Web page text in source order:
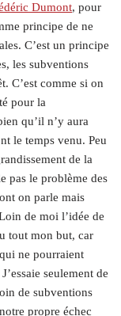
Dumont, pour
principe de ne
C’est un principe
les subventions
C’est comme si on
pour la
qu’il n’y aura
le temps venu. Peu
de la
pas le problème des
on parle mais
de moi l’idée de
tout mon but, car
ne pourraient
seulement de
de subventions
propre échec